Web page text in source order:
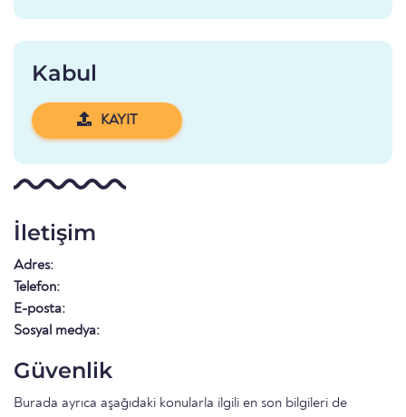
Kabul
KAYIT
İletişim
Adres:
Telefon:
E-posta:
Sosyal medya:
Güvenlik
Burada ayrıca aşağıdaki konularla ilgili en son bilgileri de